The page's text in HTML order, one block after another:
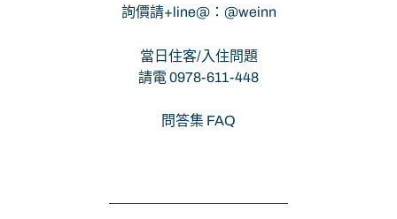
詢價請+line@：@weinn
當日住客/入住問題
請電 0978-611-448
問答集 FAQ